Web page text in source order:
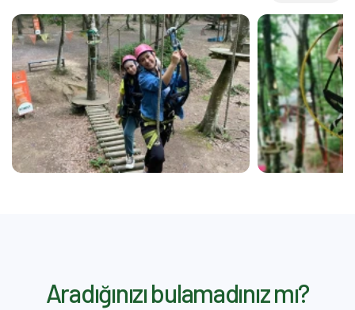
Aradığınızı bulamadınız mı?